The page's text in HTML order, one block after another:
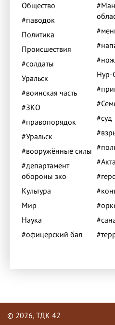
Общество
#паводок
Политика
Происшествия
#солдаты
Уральск
#воинская часть
#ЗКО
#правопорядок
#Уральск
#вооружённые силы
#департамент
обороны зко
Культура
Мир
Наука
#офицерский бал
#нож
Нур-
#суд
© 2026, ТДК 42